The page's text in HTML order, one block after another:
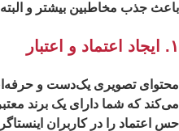
جذب مخاطبین بیشتر و
تصویری یک‌دست و
که شما دارای یک برند معتبر
اعتماد را در کاربران